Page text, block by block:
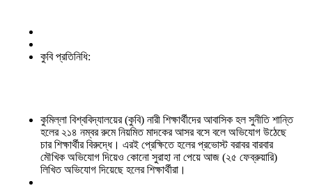
কুবি প্রতিনিধি:
কুমিল্লা বিশ্ববিদ্যালয়ের (কুবি) নারী শিক্ষার্থীদের আবাসিক হল সুনীতি শান্তি
হলের ২১৪ নম্বর রুমে নিয়মিত মাদকের আসর বসে বলে অভিযোগ উঠেছে
চার শিক্ষার্থীর বিরুদ্ধে। এরই প্রেক্ষিতে হলের প্রভোস্ট বরাবর বারবার
মৌখিক অভিযোগ দিয়েও কোনো সুরাহা না পেয়ে আজ (২৫ ফেব্রুয়ারি)
লিখিত অভিযোগ দিয়েছে হলের শিক্ষার্থীরা।